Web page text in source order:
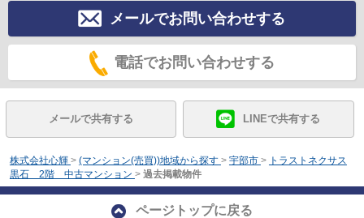
メールでお問い合わせする
電話でお問い合わせする
メールで共有する LINEで共有する
株式会社心輝 > (マンション(売買))地域から探す > 宇部市 > トラストネクサス
黒石 2階 中古マンション > 過去掲載物件
ページトップに戻る